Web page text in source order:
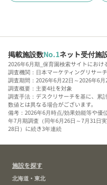
掲載施設数No.1ネット受付施
2026年6月期_保育園検索サイトにおけ
調査機関：日本マーケティングリサー
調査期間：2026年6月22日～2026年6月
調査概要：主要4社を対象
調査手法：デスクリサーチを基に、累
数値とは異なる場合がございます。
備考：2026年6月時点/効果効能等や優
年7月期調査（同年6月26日～7月31日
28日）に続き3年連続
施設を探す
北海道・東北